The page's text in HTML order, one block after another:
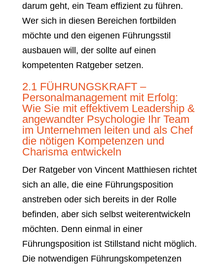
darum geht, ein Team effizient zu führen.
Wer sich in diesen Bereichen fortbilden
möchte und den eigenen Führungsstil
ausbauen will, der sollte auf einen
kompetenten Ratgeber setzen.
2.1 FÜHRUNGSKRAFT –
Personalmanagement mit Erfolg:
Wie Sie mit effektivem Leadership &
angewandter Psychologie Ihr Team
im Unternehmen leiten und als Chef
die nötigen Kompetenzen und
Charisma entwickeln
Der Ratgeber von Vincent Matthiesen richtet
sich an alle, die eine Führungsposition
anstreben oder sich bereits in der Rolle
befinden, aber sich selbst weiterentwickeln
möchten. Denn einmal in einer
Führungsposition ist Stillstand nicht möglich.
Die notwendigen Führungskompetenzen